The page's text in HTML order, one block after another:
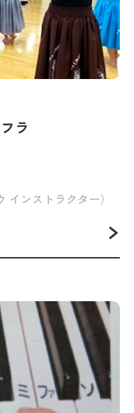
ラ
ンストラクター）